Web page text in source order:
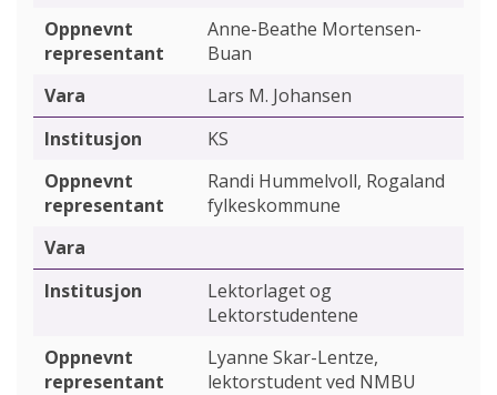
Anne-Beathe Mortensen-
Buan
Lars M. Johansen
KS
Randi Hummelvoll, Rogaland
fylkeskommune
Lektorlaget og
Lektorstudentene
Lyanne Skar-Lentze,
lektorstudent ved NMBU